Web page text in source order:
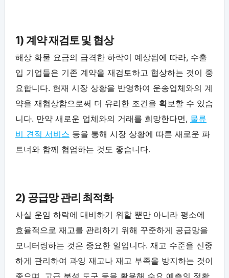
1) 계약 재검토 및 협상
해상 화물 요금의 급격한 하락이 예상됨에 따라, 수출
입 기업들은 기존 계약을 재검토하고 협상하는 것이 중
요합니다. 현재 시장 상황을 반영하여 운송업체와의 계
약을 재협상함으로써 더 유리한 조건을 확보할 수 있습
니다. 만약 새로운 업체와의 거래를 희망한다면, 물류
비 견적 서비스 등을 통해 시장 상황에 따른 새로운 파
트너와 함께 협업하는 것도 좋습니다.
2) 공급망 관리 최적화
사실 운임 하락에 대비하기 위할 뿐만 아니라 평소에
효율적으로 재고를 관리하기 위해 꾸준하게 공급망을
모니터링하는 것은 중요한 일입니다. 재고 수준을 신중
하게 관리하여 과잉 재고나 재고 부족을 방지하는 것이